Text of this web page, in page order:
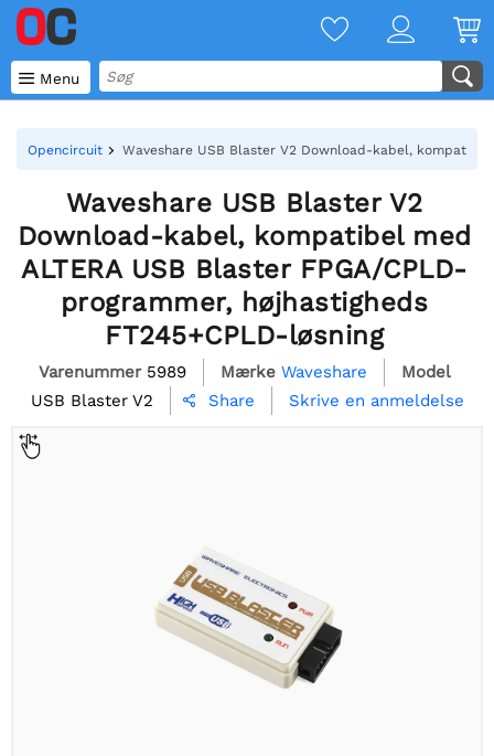
 Menu
Opencircuit Waveshare USB Blaster V2 Download-kabel, kompatibel
Waveshare USB Blaster V2
Download-kabel, kompatibel med
ALTERA USB Blaster FPGA/CPLD-
programmer, højhastigheds
FT245+CPLD-løsning
Varenummer 5989 Mærke Waveshare
Model
USB Blaster V2
 Share Skrive en anmeldelse